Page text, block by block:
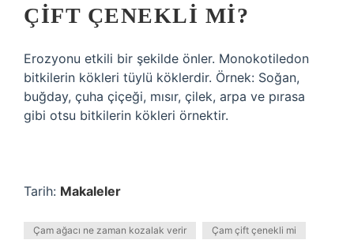
ÇIFT ÇENEKLI MI?
Erozyonu etkili bir şekilde önler. Monokotiledon
bitkilerin kökleri tüylü köklerdir. Örnek: Soğan,
buğday, çuha çiçeği, mısır, çilek, arpa ve pırasa
gibi otsu bitkilerin kökleri örnektir.
Tarih: Makaleler
Çam ağacı ne zaman kozalak verir Çam çift çenekli mi